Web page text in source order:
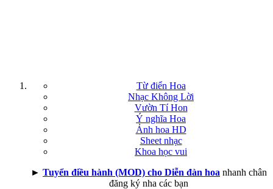
Từ điển Hoa
Nhạc Không Lời
Vườn Tí Hon
Ý nghĩa Hoa
Ảnh hoa HD
Sheet nhạc
Khoa học vui
► Tuyển điều hành (MOD) cho Diễn đàn hoa nhanh chân
đăng ký nha các bạn